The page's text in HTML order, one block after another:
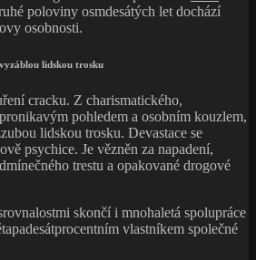
poloviny osmdesátých let dochází
osobnosti.
lidskou trosku
cracku. Z charismatického,
pohledem a osobním kouzlem,
lidskou trosku. Devastace se
psychice. Je vězněn za napadení,
trestu a opakované drogové
skončí i mnohaletá spolupráce
vlastníkem společné